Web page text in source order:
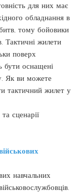
для них має
обладнання в
тому бойовики
Тактичні жилети
поверх
бути оснащені
Як ви можете
тактичний жилет у
сценарії
навчальних